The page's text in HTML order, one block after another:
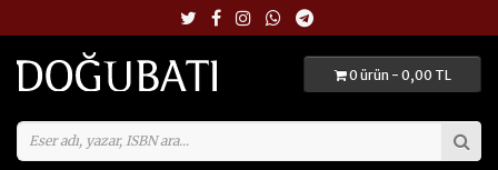
0 ürün - 0,00 TL